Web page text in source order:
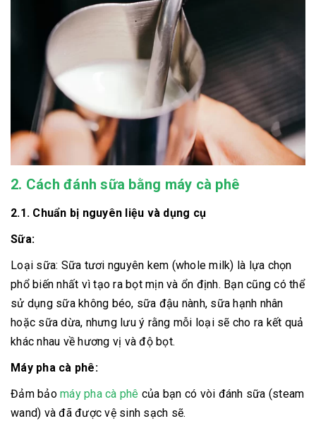
2. Cách đánh sữa bằng máy cà phê
2.1. Chuẩn bị nguyên liệu và dụng cụ
Sữa:
Loại sữa: Sữa tươi nguyên kem (whole milk) là lựa chọn
phổ biến nhất vì tạo ra bọt mịn và ổn định. Bạn cũng có thể
sử dụng sữa không béo, sữa đậu nành, sữa hạnh nhân
hoặc sữa dừa, nhưng lưu ý rằng mỗi loại sẽ cho ra kết quả
khác nhau về hương vị và độ bọt.
Máy pha cà phê:
Đảm bảo máy pha cà phê của bạn có vòi đánh sữa (steam
wand) và đã được vệ sinh sạch sẽ.